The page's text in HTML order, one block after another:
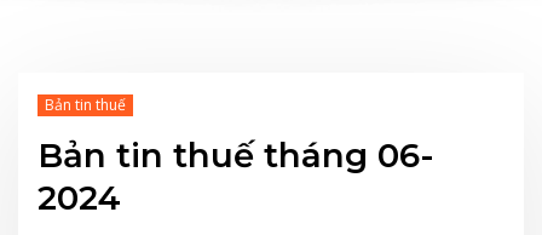
Bản tin thuế
Bản tin thuế tháng 06-
2024